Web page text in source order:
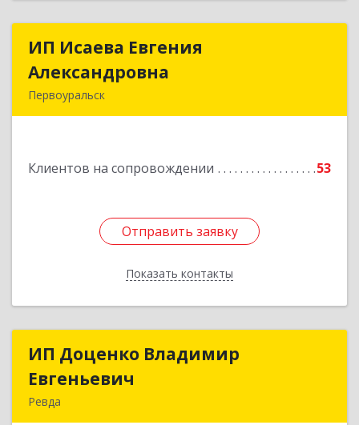
ИП Исаева Евгения
Александровна
Первоуральск
Клиентов на сопровождении 53
Отправить заявку
Показать контакты
ИП Исаева Евгения
Отправить заявку
Назад
ИП Доценко Владимир
Евгеньевич
Ревда
ИП Доценко Владимир